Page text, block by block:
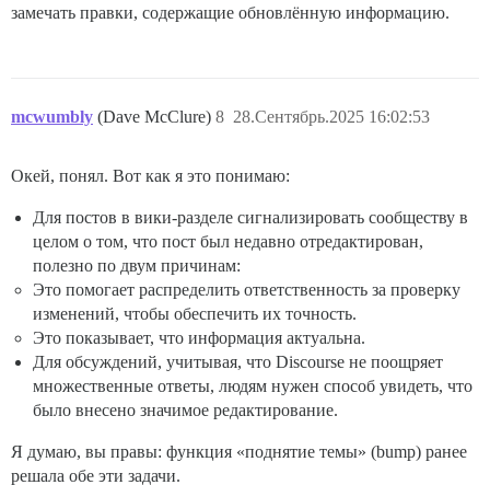
замечать правки, содержащие обновлённую информацию.
mcwumbly (Dave McClure) 28.Сентябрь.2025 16:02:53
8
Окей, понял. Вот как я это понимаю:
Для постов в вики-разделе сигнализировать сообществу в
целом о том, что пост был недавно отредактирован,
полезно по двум причинам:
Это помогает распределить ответственность за проверку
изменений, чтобы обеспечить их точность.
Это показывает, что информация актуальна.
Для обсуждений, учитывая, что Discourse не поощряет
множественные ответы, людям нужен способ увидеть, что
было внесено значимое редактирование.
Я думаю, вы правы: функция «поднятие темы» (bump) ранее
решала обе эти задачи.